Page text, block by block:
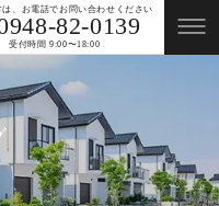
は、お電話でお問い合わせください
82-0139
受付時間 9:00〜18:00